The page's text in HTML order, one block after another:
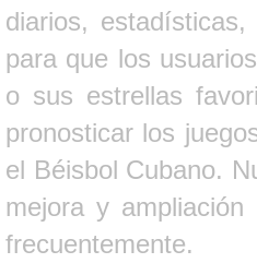
diarios,
para que los
o sus estrellas
pronosticar los
el Béisbol Cubano.
mejora y
frecuentemente.